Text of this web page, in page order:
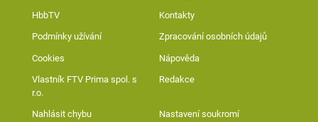
HbbTV Kontakty
Podmínky užívání Zpracování osobních údajů
Cookies Nápověda
Vlastník FTV Prima spol. s
r.o.
Redakce
Nahlásit chybu Nastavení soukromí